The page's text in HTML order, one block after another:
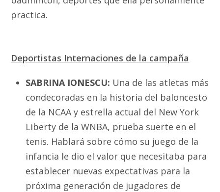
practica.
Deportistas Internaciones de la campaña
SABRINA IONESCU: Una de las atletas más
condecoradas en la historia del baloncesto
de la NCAA y estrella actual del New York
Liberty de la WNBA, prueba suerte en el
tenis. Hablará sobre cómo su juego de la
infancia le dio el valor que necesitaba para
establecer nuevas expectativas para la
próxima generación de jugadores de